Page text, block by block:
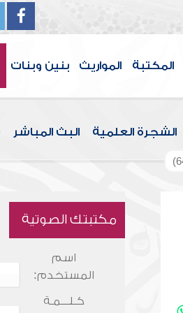
المكتبة المواريث بنين وبنات
الشجرة العلمية البث المباشر
مكتبتك الصوتية
اسم
المستخدم:
كـلـــمـة